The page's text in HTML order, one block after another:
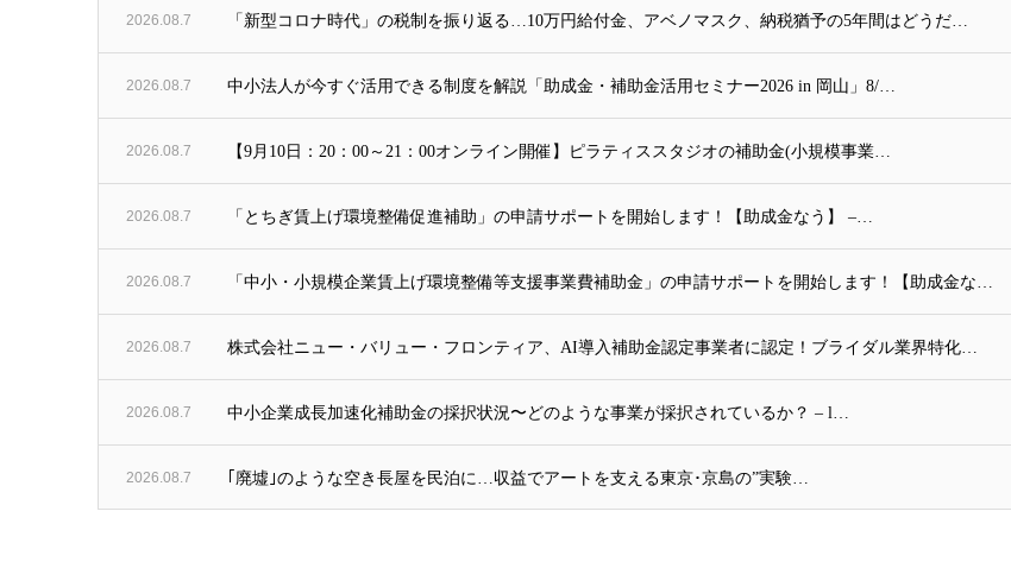
2026.08.7 「新型コロナ時代」の税制を振り返る…10万円給付金、アベノマスク、納税猶予の5年間はどうだ…
2026.08.7 中小法人が今すぐ活用できる制度を解説「助成金・補助金活用セミナー2026 in 岡山」8/…
2026.08.7 【9月10日：20：00～21：00オンライン開催】ピラティススタジオの補助金(小規模事業…
2026.08.7 「とちぎ賃上げ環境整備促進補助」の申請サポートを開始します！【助成金なう】 –…
2026.08.7 「中小・小規模企業賃上げ環境整備等支援事業費補助金」の申請サポートを開始します！【助成金な…
2026.08.7 株式会社ニュー・バリュー・フロンティア、AI導入補助金認定事業者に認定！ブライダル業界特化…
2026.08.7 中小企業成長加速化補助金の採択状況〜どのような事業が採択されているか？ – l…
2026.08.7 ｢廃墟｣のような空き長屋を民泊に…収益でアートを支える東京･京島の”実験…